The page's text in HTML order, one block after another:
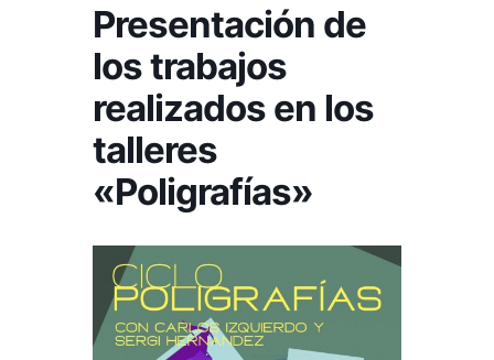
Presentación de
los trabajos
realizados en los
talleres
«Poligrafías»